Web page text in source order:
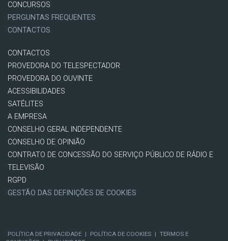
CONCURSOS
PERGUNTAS FREQUENTES
CONTACTOS
CONTACTOS
PROVEDORA DO TELESPECTADOR
PROVEDORA DO OUVINTE
ACESSIBILIDADES
SATÉLITES
A EMPRESA
CONSELHO GERAL INDEPENDENTE
CONSELHO DE OPINIÃO
CONTRATO DE CONCESSÃO DO SERVIÇO PÚBLICO DE RÁDIO E
TELEVISÃO
RGPD
GESTÃO DAS DEFINIÇÕES DE COOKIES
POLÍTICA DE PRIVACIDADE | POLÍTICA DE COOKIES | TERMOS E